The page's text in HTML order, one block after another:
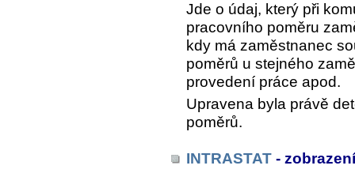
Jde o údaj, který při
pracovního poměru
kdy má zaměstnanec
poměrů u stejného
provedení práce apod.
Upravena byla právě
poměrů.
INTRASTAT -